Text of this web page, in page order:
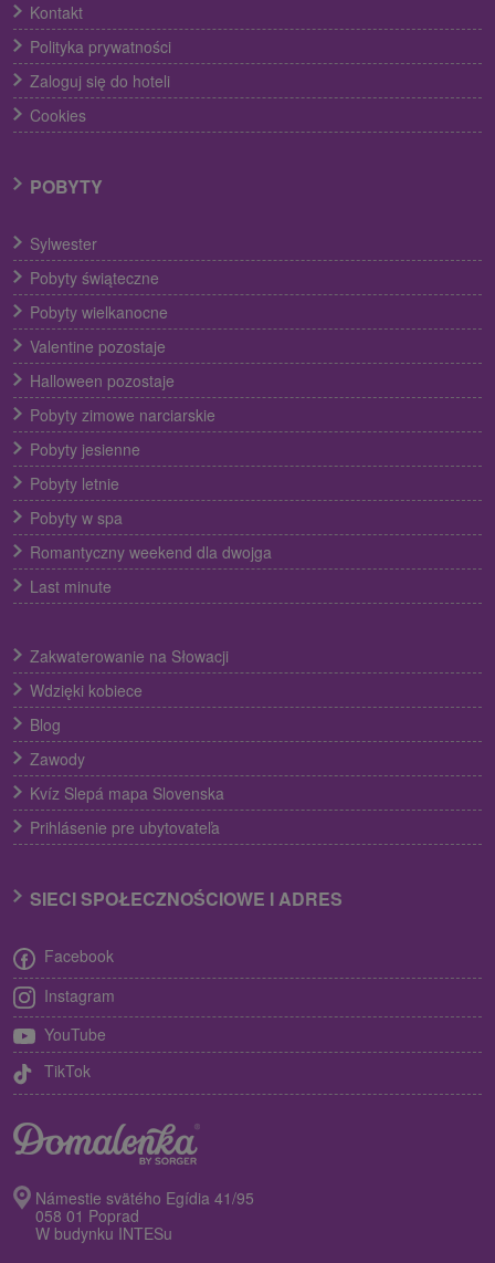
Kontakt
Polityka prywatności
Zaloguj się do hoteli
Cookies
POBYTY
Sylwester
Pobyty świąteczne
Pobyty wielkanocne
Valentine pozostaje
Halloween pozostaje
Pobyty zimowe narciarskie
Pobyty jesienne
Pobyty letnie
Pobyty w spa
Romantyczny weekend dla dwojga
Last minute
Zakwaterowanie na Słowacji
Wdzięki kobiece
Blog
Zawody
Kvíz Slepá mapa Slovenska
Prihlásenie pre ubytovateľa
SIECI SPOŁECZNOŚCIOWE I ADRES
Facebook
Instagram
YouTube
TikTok
Námestie svätého Egídia 41/95
058 01 Poprad
W budynku INTESu